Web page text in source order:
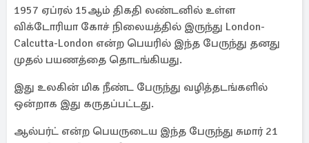
1957 ஏப்ரல் 15ஆம் திகதி லண்டனில் உள்ள
விக்டோரியா கோச் நிலையத்தில் இருந்து London-
Calcutta-London என்ற பெயரில் இந்த பேருந்து தனது
முதல் பயணத்தை தொடங்கியது.
இது உலகின் மிக நீண்ட பேருந்து வழித்தடங்களில்
ஒன்றாக இது கருதப்பட்டது.
ஆல்பர்ட் என்ற பெயருடைய இந்த பேருந்து சுமார் 21